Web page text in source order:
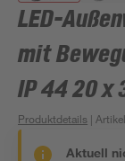
LED-
mit
IP 44 20 x
Produktdetails |
Aktuell